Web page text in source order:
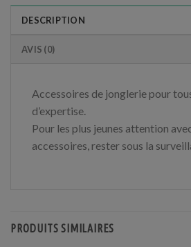
DESCRIPTION
AVIS (0)
Accessoires de jonglerie pour
d’expertise.
Pour les plus jeunes attention
accessoires, rester sous la
PRODUITS SIMILAIRES